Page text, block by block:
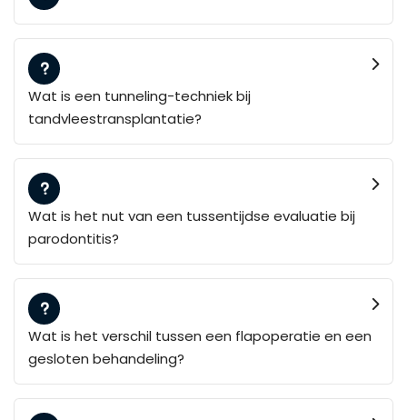
Wat is een tunneling-techniek bij
tandvleestransplantatie?
Wat is het nut van een tussentijdse evaluatie bij
parodontitis?
Wat is het verschil tussen een flapoperatie en een
gesloten behandeling?